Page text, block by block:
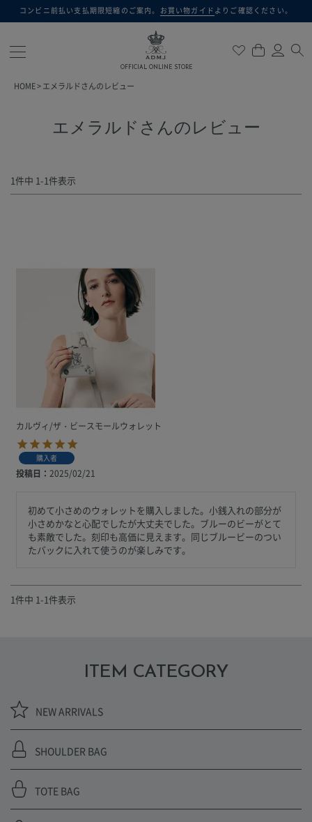
コンビニ前払い支払期限短縮のご案内。 お買い物ガイド よりご確認ください。
OFFICIAL ONLINE STORE
検索
HOME エメラルドさんのレビュー
エメラルドさんのレビュー
1件中 1-1件表示
カルヴィ/ザ・ビースモールウォレット
購入者
投稿日 2025/02/21
初めて小さめのウォレットを購入しました。小銭入れの部分が
小さめかなと心配でしたが大丈夫でした。ブルーのビーがとて
も素敵でした。刻印も高価に見えます。同じブルービーのつい
たバックに入れて使うのが楽しみです。
1件中 1-1件表示
ITEM CATEGORY
NEW ARRIVALS
SHOULDER BAG
TOTE BAG